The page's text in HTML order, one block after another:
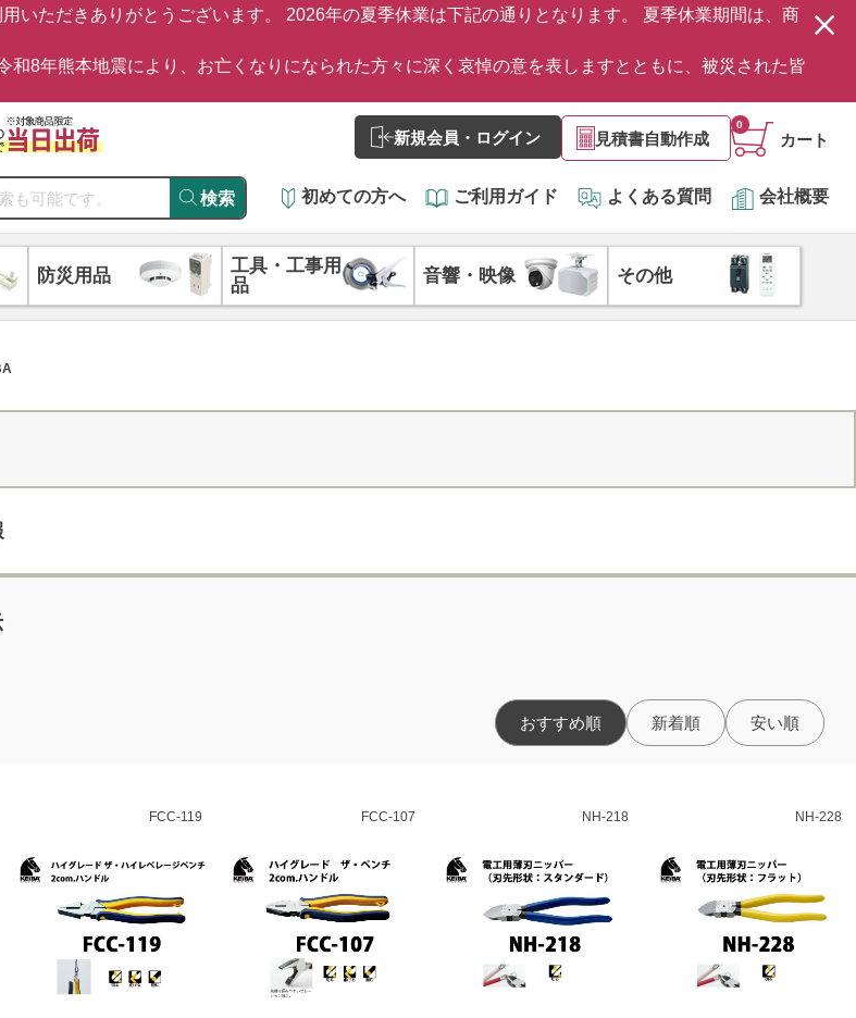
いただきありがとうございます。 2026年の夏季休業は下記の通りとなります。 夏季休業期間は、商
和8年熊本地震により、お亡くなりになられた方々に深く哀悼の意を表しますとともに、被災された皆
新規会員・ログイン 見積書自動作成 カート
0
検索 初めての方へ ご利用ガイド よくある質問 会社概要
防災用品
工具・工事用
品
音響・映像 その他
おすすめ順 新着順 安い順
FCC-119 FCC-107 NH-218 NH-228